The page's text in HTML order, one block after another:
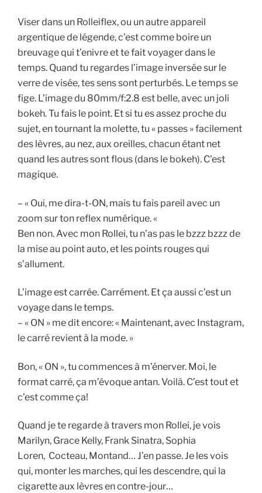
Viser dans un Rolleiflex, ou un autre appareil
argentique de légende, c’est comme boire un
breuvage qui t’enivre et te fait voyager dans le
temps. Quand tu regardes l’image inversée sur le
verre de visée, tes sens sont perturbés. Le temps se
fige. L’image du 80mm/f:2.8 est belle, avec un joli
bokeh. Tu fais le point. Et si tu es assez proche du
sujet, en tournant la molette, tu « passes » facilement
des lèvres, au nez, aux oreilles, chacun étant net
quand les autres sont flous (dans le bokeh). C’est
magique.
– « Oui, me dira-t-ON, mais tu fais pareil avec un
zoom sur ton reflex numérique. «
Ben non. Avec mon Rollei, tu n’as pas le bzzz bzzz de
la mise au point auto, et les points rouges qui
s’allument.
L’image est carrée. Carrément. Et ça aussi c’est un
voyage dans le temps.
– « ON » me dit encore: « Maintenant, avec Instagram,
le carré revient à la mode. »
Bon, « ON », tu commences à m’énerver. Moi, le
format carré, ça m’évoque antan. Voilà. C’est tout et
c’est comme ça!
Quand je te regarde à travers mon Rollei, je vois
Marilyn, Grace Kelly, Frank Sinatra, Sophia
Loren, Cocteau, Montand… J’en passe. Je les vois
qui, monter les marches, qui les descendre, qui la
cigarette aux lèvres en contre-jour…